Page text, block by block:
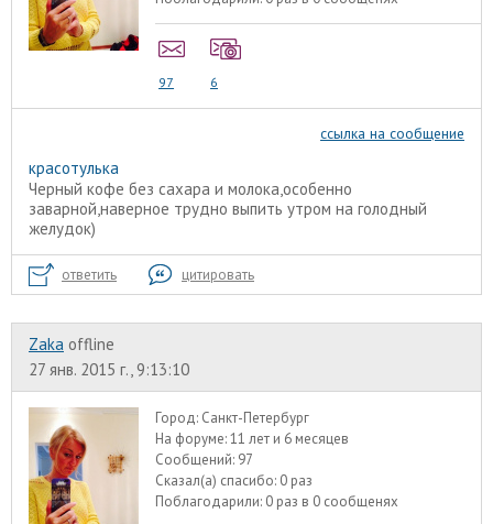
97 6
ссылка на сообщение
красотулька
Черный кофе без сахара и молока,особенно
заварной,наверное трудно выпить утром на голодный
желудок)
ответить цитировать
Zaka offline
27 янв. 2015 г., 9:13:10
Город: Санкт-Петербург
На форуме:11 лет и 6 месяцев
Сообщений: 97
Сказал(а) спасибо: 0 раз
Поблагодарили: 0 раз в 0 сообщенях